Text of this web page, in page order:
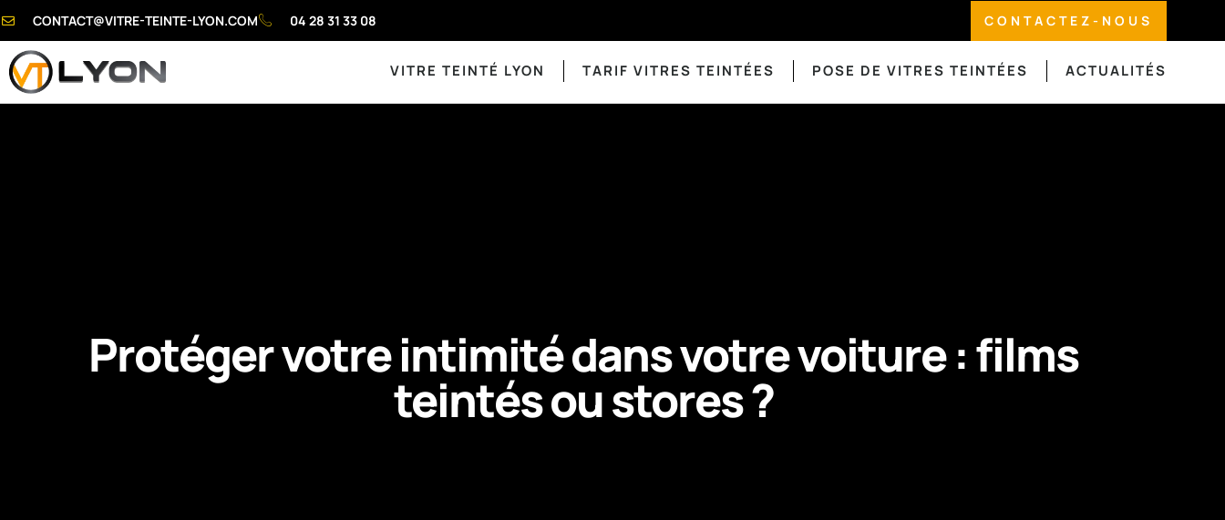
CONTACT@VITRE-TEINTE-LYON.COM 04 28 31 33 08 CONTACTEZ-NOUS
VITRE TEINTÉ LYON TARIF VITRES TEINTÉES POSE DE VITRES TEINTÉES ACTUALITÉS
Protéger votre intimité dans votre voiture : films
teintés ou stores ?